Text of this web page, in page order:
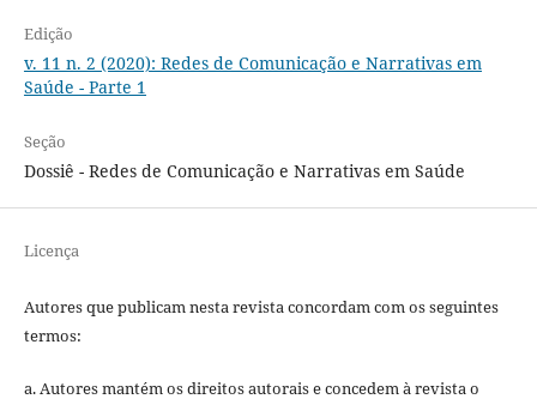
Edição
v. 11 n. 2 (2020): Redes de Comunicação e Narrativas em
Saúde - Parte 1
Seção
Dossiê - Redes de Comunicação e Narrativas em Saúde
Licença
Autores que publicam nesta revista concordam com os seguintes
termos:
a. Autores mantém os direitos autorais e concedem à revista o